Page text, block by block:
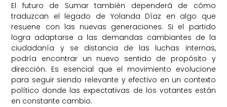
El futuro de Sumar también dependerá de cómo
traduzcan el legado de Yolanda Díaz en algo que
resuene con las nuevas generaciones. Si el partido
logra adaptarse a las demandas cambiantes de la
ciudadanía y se distancia de las luchas internas,
podría encontrar un nuevo sentido de propósito y
dirección. Es esencial que el movimiento evolucione
para seguir siendo relevante y efectivo en un contexto
político donde las expectativas de los votantes están
en constante cambio.